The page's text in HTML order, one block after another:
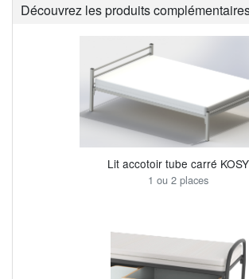
Découvrez les produits
Lit accotoir tube carré KOSY
1 ou 2 places